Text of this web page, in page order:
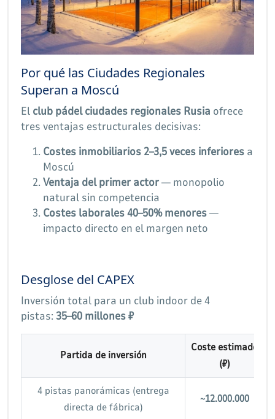
Por qué las Ciudades Regionales
Superan a Moscú
El club pádel ciudades regionales Rusia ofrece
tres ventajas estructurales decisivas:
Costes inmobiliarios 2–3,5 veces inferiores a
Moscú
Ventaja del primer actor— monopolio
natural sin competencia
Costes laborales 40–50% menores—
impacto directo en el margen neto
Desglose del CAPEX
Inversión total para un club indoor de 4
pistas: 35–60 millones ₽
Partida de inversión
Coste estimado
(₽)
4 pistas panorámicas (entrega
directa de fábrica)
~12.000.000